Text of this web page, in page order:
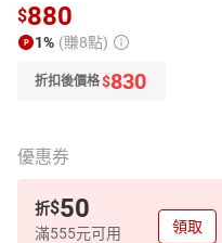
$880
1% (賺8點)
折扣後價格$830
優惠券
折$50
滿555元可用 領取